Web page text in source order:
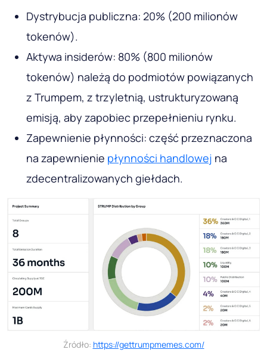
Dystrybucja publiczna: 20% (200 milionów
tokenów).
Aktywa insiderów: 80% (800 milionów
tokenów) należą do podmiotów powiązanych
z Trumpem, z trzyletnią, ustrukturyzowaną
emisją, aby zapobiec przepełnieniu rynku.
Zapewnienie płynności: część przeznaczona
na zapewnienie płynności handlowej na
zdecentralizowanych giełdach.
Źródło: https://gettrumpmemes.com/